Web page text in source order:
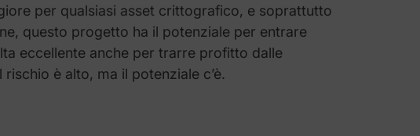
per qualsiasi asset crittografico, e soprattutto
questo progetto ha il potenziale per entrare
eccellente anche per trarre profitto dalle
è alto, ma il potenziale c’è.